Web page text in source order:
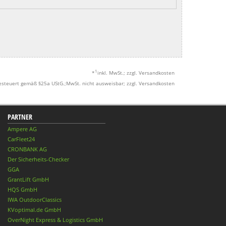
* 1 inkl. MwSt.; zzgl. Versandkosten
gemäß §25a UStG.;MwSt. nicht ausweisbar; zzgl. Versandkosten
PARTNER
Ampere AG
CarFleet24
CRONBANK AG
Der Sicherheits-Checker
GGA
GrantLift GmbH
HQS GmbH
IWA OutdoorClassics
KVoptimal.de GmbH
OverNight Express & Logistics GmbH